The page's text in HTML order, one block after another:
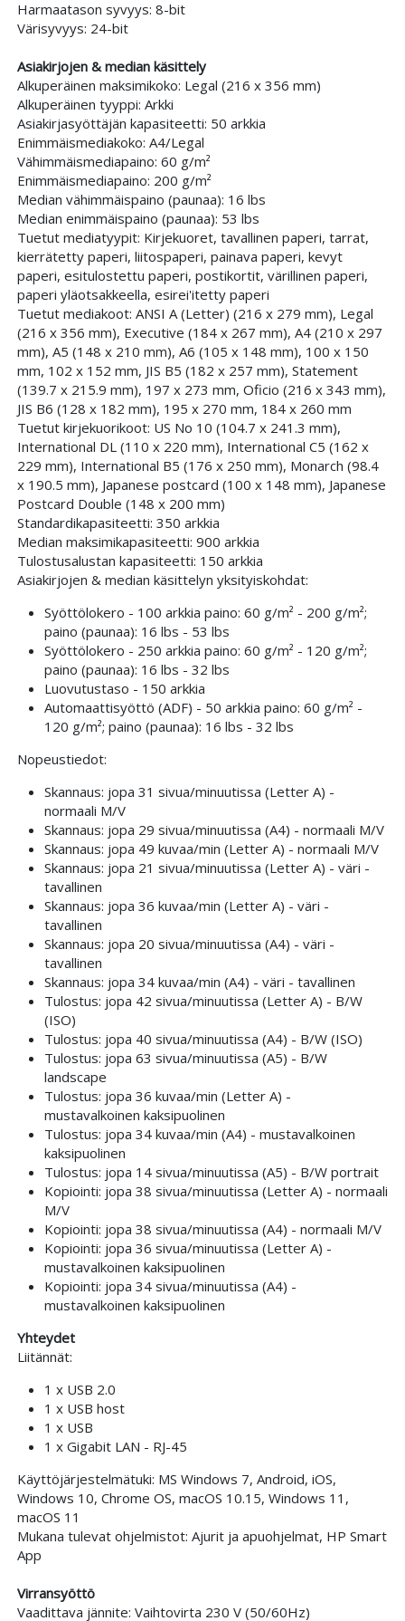
Harmaatason syvyys: 8-bit
Värisyvyys: 24-bit
Asiakirjojen & median käsittely
Alkuperäinen maksimikoko: Legal (216 x 356 mm)
Alkuperäinen tyyppi: Arkki
Asiakirjasyöttäjän kapasiteetti: 50 arkkia
Enimmäismediakoko: A4/Legal
Vähimmäismediapaino: 60 g/m²
Enimmäismediapaino: 200 g/m²
Median vähimmäispaino (paunaa): 16 lbs
Median enimmäispaino (paunaa): 53 lbs
Tuetut mediatyypit: Kirjekuoret, tavallinen paperi, tarrat,
kierrätetty paperi, liitospaperi, painava paperi, kevyt
paperi, esitulostettu paperi, postikortit, värillinen paperi,
paperi yläotsakkeella, esirei'itetty paperi
Tuetut mediakoot: ANSI A (Letter) (216 x 279 mm), Legal
(216 x 356 mm), Executive (184 x 267 mm), A4 (210 x 297
mm), A5 (148 x 210 mm), A6 (105 x 148 mm), 100 x 150
mm, 102 x 152 mm, JIS B5 (182 x 257 mm), Statement
(139.7 x 215.9 mm), 197 x 273 mm, Oficio (216 x 343 mm),
JIS B6 (128 x 182 mm), 195 x 270 mm, 184 x 260 mm
Tuetut kirjekuorikoot: US No 10 (104.7 x 241.3 mm),
International DL (110 x 220 mm), International C5 (162 x
229 mm), International B5 (176 x 250 mm), Monarch (98.4
x 190.5 mm), Japanese postcard (100 x 148 mm), Japanese
Postcard Double (148 x 200 mm)
Standardikapasiteetti: 350 arkkia
Median maksimikapasiteetti: 900 arkkia
Tulostusalustan kapasiteetti: 150 arkkia
Asiakirjojen & median käsittelyn yksityiskohdat:
Syöttölokero - 100 arkkia paino: 60 g/m² - 200 g/m²;
paino (paunaa): 16 lbs - 53 lbs
Syöttölokero - 250 arkkia paino: 60 g/m² - 120 g/m²;
paino (paunaa): 16 lbs - 32 lbs
Luovutustaso - 150 arkkia
Automaattisyöttö (ADF) - 50 arkkia paino: 60 g/m² -
120 g/m²; paino (paunaa): 16 lbs - 32 lbs
Nopeustiedot:
Skannaus: jopa 31 sivua/minuutissa (Letter A) -
normaali M/V
Skannaus: jopa 29 sivua/minuutissa (A4) - normaali M/V
Skannaus: jopa 49 kuvaa/min (Letter A) - normaali M/V
Skannaus: jopa 21 sivua/minuutissa (Letter A) - väri -
tavallinen
Skannaus: jopa 36 kuvaa/min (Letter A) - väri -
tavallinen
Skannaus: jopa 20 sivua/minuutissa (A4) - väri -
tavallinen
Skannaus: jopa 34 kuvaa/min (A4) - väri - tavallinen
Tulostus: jopa 42 sivua/minuutissa (Letter A) - B/W
(ISO)
Tulostus: jopa 40 sivua/minuutissa (A4) - B/W (ISO)
Tulostus: jopa 63 sivua/minuutissa (A5) - B/W
landscape
Tulostus: jopa 36 kuvaa/min (Letter A) -
mustavalkoinen kaksipuolinen
Tulostus: jopa 34 kuvaa/min (A4) - mustavalkoinen
kaksipuolinen
Tulostus: jopa 14 sivua/minuutissa (A5) - B/W portrait
Kopiointi: jopa 38 sivua/minuutissa (Letter A) - normaali
M/V
Kopiointi: jopa 38 sivua/minuutissa (A4) - normaali M/V
Kopiointi: jopa 36 sivua/minuutissa (Letter A) -
mustavalkoinen kaksipuolinen
Kopiointi: jopa 34 sivua/minuutissa (A4) -
mustavalkoinen kaksipuolinen
Yhteydet
Liitännät:
1 x USB 2.0
1 x USB host
1 x USB
1 x Gigabit LAN - RJ-45
Käyttöjärjestelmätuki: MS Windows 7, Android, iOS,
Windows 10, Chrome OS, macOS 10.15, Windows 11,
macOS 11
Mukana tulevat ohjelmistot: Ajurit ja apuohjelmat, HP Smart
App
Virransyöttö
Vaadittava jännite: Vaihtovirta 230 V (50/60Hz)